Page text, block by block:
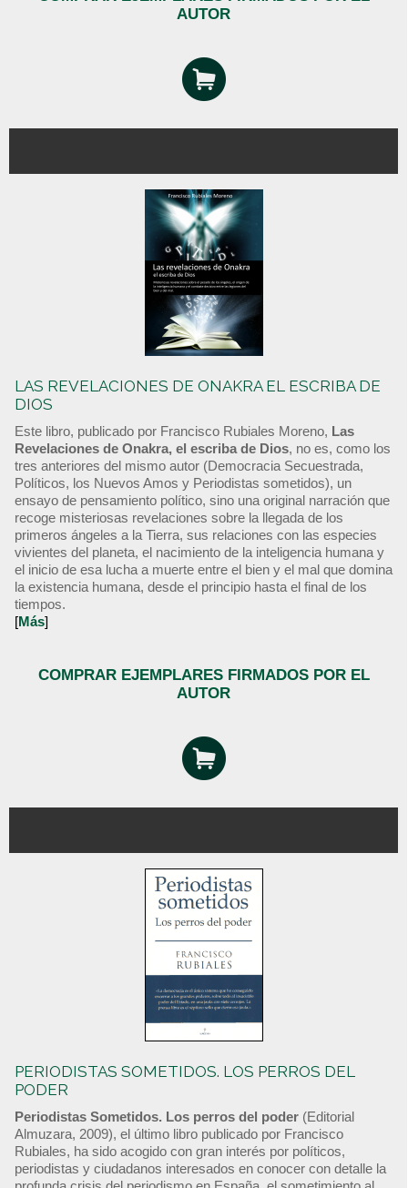
AUTOR
LAS REVELACIONES DE ONAKRA EL ESCRIBA DE
DIOS
Este libro, publicado por Francisco Rubiales Moreno, Las
Revelaciones de Onakra, el escriba de Dios, no es, como los
tres anteriores del mismo autor (Democracia Secuestrada,
Políticos, los Nuevos Amos y Periodistas sometidos), un
ensayo de pensamiento político, sino una original narración que
recoge misteriosas revelaciones sobre la llegada de los
primeros ángeles a la Tierra, sus relaciones con las especies
vivientes del planeta, el nacimiento de la inteligencia humana y
el inicio de esa lucha a muerte entre el bien y el mal que domina
la existencia humana, desde el principio hasta el final de los
tiempos.
[Más]
COMPRAR EJEMPLARES FIRMADOS POR EL
AUTOR
PERIODISTAS SOMETIDOS. LOS PERROS DEL
PODER
Periodistas Sometidos. Los perros del poder (Editorial
Almuzara, 2009), el último libro publicado por Francisco
Rubiales, ha sido acogido con gran interés por políticos,
periodistas y ciudadanos interesados en conocer con detalle la